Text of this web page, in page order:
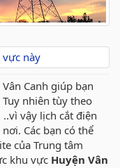
vực này
Canh giúp bạn
nhiên tùy theo
vậy lịch cắt điện
Các bạn có thể
của Trung tâm
khu vực Huyện Vân